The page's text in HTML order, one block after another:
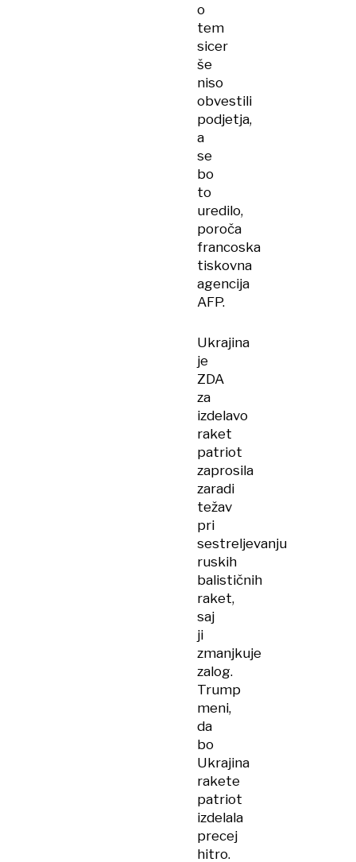
o
tem
sicer
še
niso
obvestili
podjetja,
a
se
bo
to
uredilo,
poroča
francoska
tiskovna
agencija
AFP.
Ukrajina
je
ZDA
za
izdelavo
raket
patriot
zaprosila
zaradi
težav
pri
sestreljevanju
ruskih
balističnih
raket,
saj
ji
zmanjkuje
zalog.
Trump
meni,
da
bo
Ukrajina
rakete
patriot
izdelala
precej
hitro.